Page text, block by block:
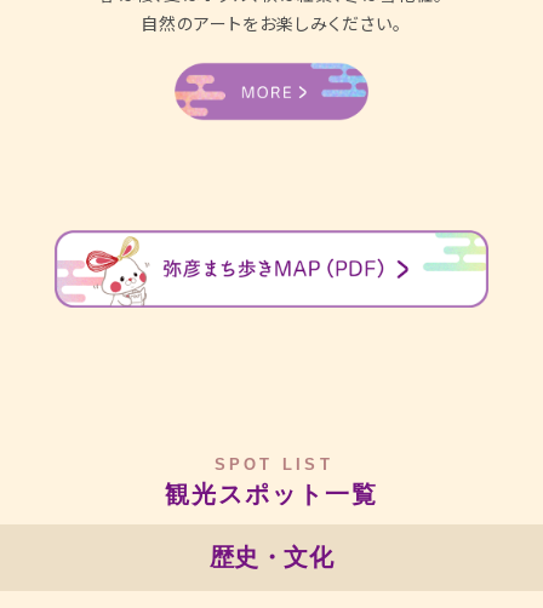
自然のアートをお楽しみください。
SPOT LIST
観光スポット一覧
歴史・文化